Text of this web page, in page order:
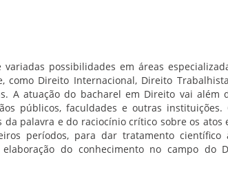
possibilidades em áreas
como Direito Internacional, Direito
A atuação do bacharel em Direito vai além
públicos, faculdades e outras
palavra e do raciocínio crítico sobre os atos
períodos, para dar tratamento
do conhecimento no campo do